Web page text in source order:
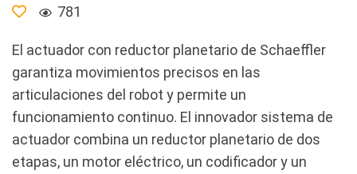
781
El actuador con reductor planetario de Schaeffler
garantiza movimientos precisos en las
articulaciones del robot y permite un
funcionamiento continuo. El innovador sistema de
actuador combina un reductor planetario de dos
etapas, un motor eléctrico, un codificador y un